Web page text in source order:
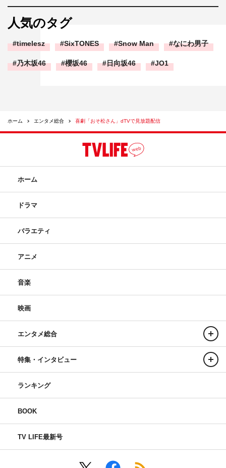
人気のタグ
timelesz SixTONES Snow Man なにわ男子
乃木坂46 櫻坂46 日向坂46 JO1
ホーム エンタメ総合 喜劇「おそ松さん」dTVで見放題配信
ホーム
ドラマ
バラエティ
アニメ
音楽
映画
エンタメ総合
特集・インタビュー
ランキング
BOOK
TV LIFE最新号